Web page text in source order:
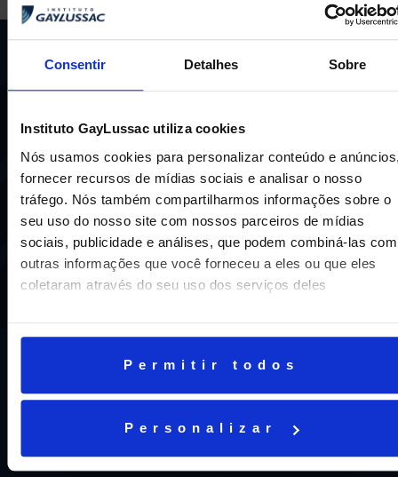
Consentir Detalhes Sobre
Instituto GayLussac utiliza cookies
Nós usamos cookies para personalizar conteúdo e
fornecer recursos de mídias sociais e analisar o nosso
tráfego. Nós também compartilharmos informações sobre o
seu uso do nosso site com nossos parceiros de mídias
sociais, publicidade e análises, que podem combiná-las com
outras informações que você forneceu a eles ou que eles
coletaram através do seu uso dos serviços deles
Permitir todos
Personalizar
Uma escola com mais de 70 anos de tradição e
compromisso de oferecer aos nossos alunos uma
educação inovadora e de vanguarda. A excelência está em
nosso DNA e por isso temos 16 anos como líderes do
ENEM em Niterói, somos a segunda melhor escola do
Estado e a sétima do Brasil.
CNPJ: 16.707.495/0001-23